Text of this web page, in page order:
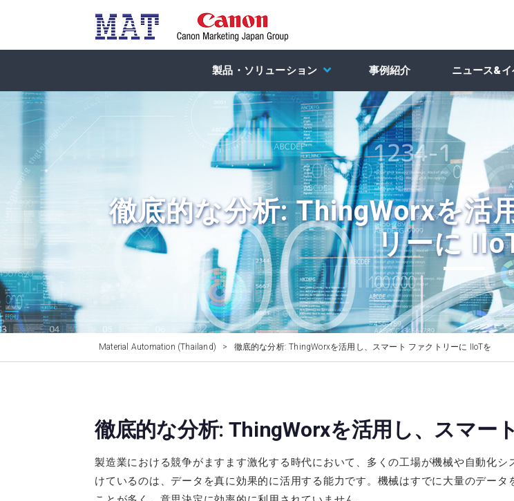
製品・ソリューション 事例紹介 ニュース&イ
徹底的な分析: ThingWorxを活
リーに
Material Automation (Thailand) > 徹底的な分析: ThingWorxを活用し、スマート ファクトリーに IIoTを
徹底的な分析: ThingWorxを活用し、スマー
製造業における競争がますます激化する時代において、多くの工場が機械や自動化
けているのは、データを真に効果的に活用する能力です。機械はすでに大量のデー